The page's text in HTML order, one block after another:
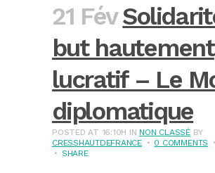
21 Fév
but hautement
lucratif – Le
diplomatique
POSTED AT 16:10H IN NON CLASSÉ BY
CRESSHAUTDEFRANCE
0 COMMENTS
SHARE